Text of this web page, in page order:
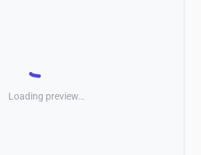
Loading preview…